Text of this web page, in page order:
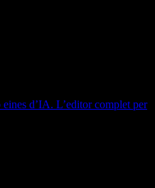
d’IA. L’editor complet per